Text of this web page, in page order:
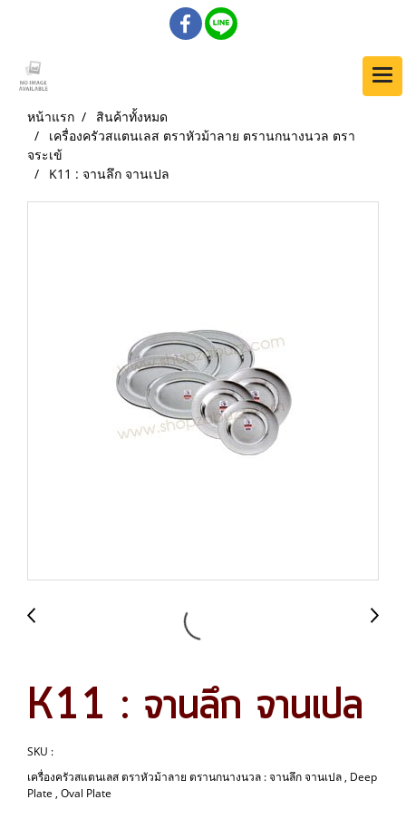
หน้าแรก
สินค้าทั้งหมด
เครื่องครัวสแตนเลส ตราหัวม้าลาย ตรานกนางนวล ตรา
จระเข้
K11 : จานลึก จานเปล
K11 : จานลึก จานเปล
SKU :
เครื่องครัวสแตนเลส ตราหัวม้าลาย ตรานกนางนวล : จานลึก จานเปล , Deep
Plate , Oval Plate